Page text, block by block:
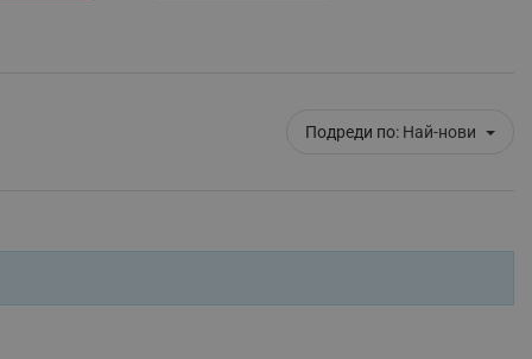
Подреди по: Най-нови